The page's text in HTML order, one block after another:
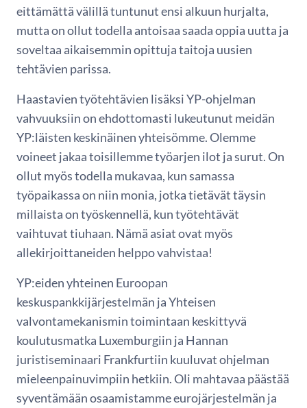
eittämättä välillä tuntunut ensi alkuun hurjalta,
mutta on ollut todella antoisaa saada oppia uutta ja
soveltaa aikaisemmin opittuja taitoja uusien
tehtävien parissa.
Haastavien työtehtävien lisäksi YP-ohjelman
vahvuuksiin on ehdottomasti lukeutunut meidän
YP:läisten keskinäinen yhteisömme. Olemme
voineet jakaa toisillemme työarjen ilot ja surut. On
ollut myös todella mukavaa, kun samassa
työpaikassa on niin monia, jotka tietävät täysin
millaista on työskennellä, kun työtehtävät
vaihtuvat tiuhaan. Nämä asiat ovat myös
allekirjoittaneiden helppo vahvistaa!
YP:eiden yhteinen Euroopan
keskuspankkijärjestelmän ja Yhteisen
valvontamekanismin toimintaan keskittyvä
koulutusmatka Luxemburgiin ja Hannan
juristiseminaari Frankfurtiin kuuluvat ohjelman
mieleenpainuvimpiin hetkiin. Oli mahtavaa päästää
syventämään osaamistamme eurojärjestelmän ja